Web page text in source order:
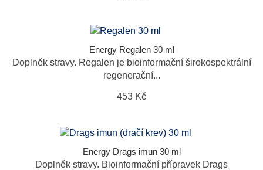
Energy Regalen 30 ml
Doplněk stravy. Regalen je bioinformační širokospektrální
regenerační...
453 Kč
Energy Drags imun 30 ml
Doplněk stravy. Bioinformační přípravek Drags